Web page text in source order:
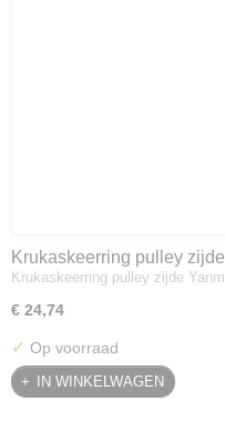
Krukaskeerring pulley
Deere - 119934-01800
Krukaskeerring pulley zijde
€ 24,74
✓ Op voorraad
IN WINKELWAGEN